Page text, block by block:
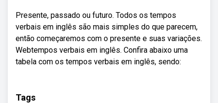
Presente, passado ou futuro. Todos os tempos
verbais em inglês são mais simples do que parecem,
então começaremos com o presente e suas variações.
Webtempos verbais em inglês. Confira abaixo uma
tabela com os tempos verbais em inglês, sendo:
Tags